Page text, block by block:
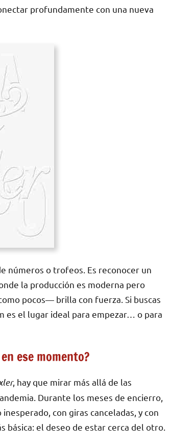
profundamente con una nueva
números o trofeos. Es reconocer un
la producción es moderna pero
pocos— brilla con fuerza. Si buscas
es el lugar ideal para empezar… o para
ese momento?
, hay que mirar más allá de las
Durante los meses de encierro,
con giras canceladas, y con
básica: el deseo de estar cerca del otro.